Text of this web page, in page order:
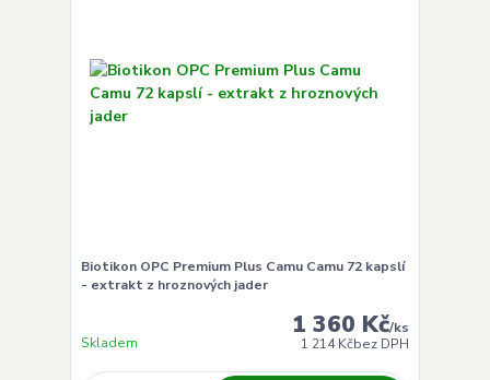
Biotikon OPC Premium Plus Camu Camu 72 kapslí
- extrakt z hroznových jader
1 360 Kč/ks
1 214 Kčbez DPH
Skladem